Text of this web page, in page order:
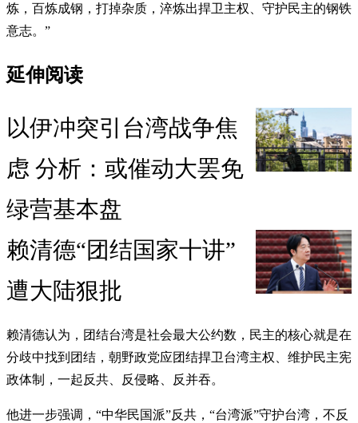
炼，百炼成钢，打掉杂质，淬炼出捍卫主权、守护民主的钢铁
意志。”
延伸阅读
以伊冲突引台湾战争焦
虑 分析：或催动大罢免
绿营基本盘
赖清德“团结国家十讲”
遭大陆狠批
赖清德认为，团结台湾是社会最大公约数，民主的核心就是在
分歧中找到团结，朝野政党应团结捍卫台湾主权、维护民主宪
政体制，一起反共、反侵略、反并吞。
他进一步强调，“中华民国派”反共，“台湾派”守护台湾，不反